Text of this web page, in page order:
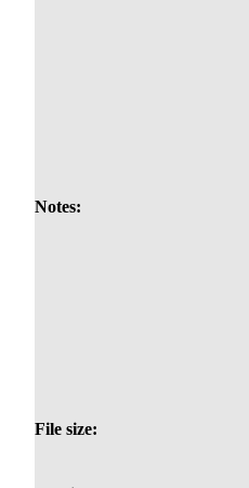
Notes:
File size: